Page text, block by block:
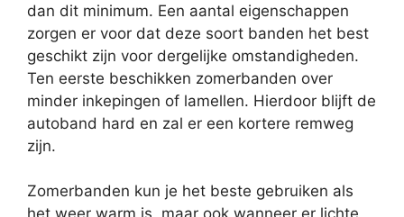
dan dit minimum. Een aantal eigenschappen
zorgen er voor dat deze soort banden het best
geschikt zijn voor dergelijke omstandigheden.
Ten eerste beschikken zomerbanden over
minder inkepingen of lamellen. Hierdoor blijft de
autoband hard en zal er een kortere remweg
zijn.
Zomerbanden kun je het beste gebruiken als